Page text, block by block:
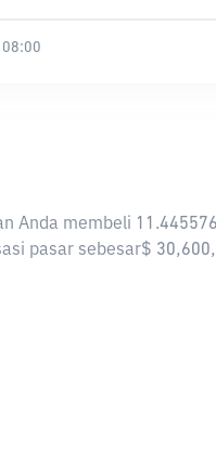
Anda membeli
pasar sebesar$